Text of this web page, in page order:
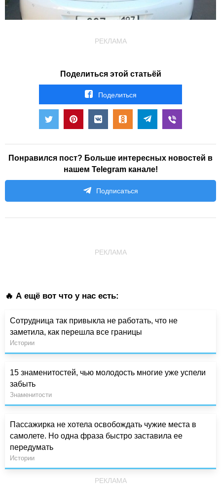
РЕКЛАМА
Поделиться этой статьёй
Поделиться
Понравился пост? Больше интересных новостей в
нашем Telegram канале!
Подписаться
РЕКЛАМА
🔥 А ещё вот что у нас есть:
Сотрудница так привыкла не работать, что не
заметила, как перешла все границы
Истории
15 знаменитостей, чью молодость многие уже успели
забыть
Знаменитости
Пассажирка не хотела освобождать чужие места в
самолете. Но одна фраза быстро заставила ее
передумать
Истории
РЕКЛАМА